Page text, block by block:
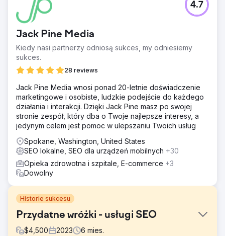
Jack Pine Media
Kiedy nasi partnerzy odniosą sukces, my odniesiemy
sukces.
28 reviews
4.7
Jack Pine Media wnosi ponad 20-letnie doświadczenie
marketingowe i osobiste, ludzkie podejście do każdego
działania i interakcji. Dzięki Jack Pine masz po swojej
stronie zespół, który dba o Twoje najlepsze interesy, a
jedynym celem jest pomoc w ulepszaniu Twoich usług
Spokane, Washington, United States
SEO lokalne, SEO dla urządzeń mobilnych +30
Opieka zdrowotna i szpitale, E-commerce +3
Dowolny
Historie sukcesu
Przydatne wróżki - usługi SEO
$4,500 2023 6 mies.